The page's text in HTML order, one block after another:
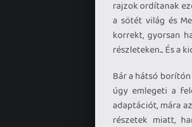
rajzok ordítanak
a sötét világ és
korrekt, gyorsan
részleteken... És a
Bár a hátsó
úgy emlegeti a
adaptációt, mára
részetek miatt,